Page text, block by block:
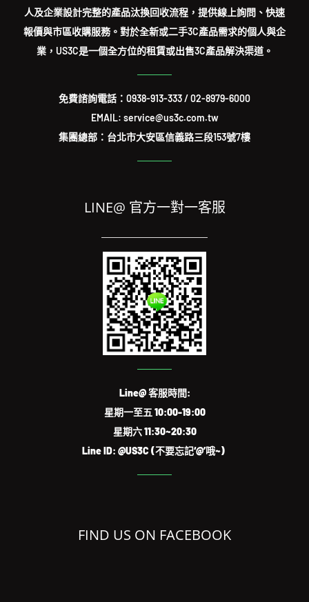
人及企業設計完整的產品汰換回收流程，提供線上詢問、快速
報價與市區收購服務。對於全新或二手3C產品需求的個人與企
業，US3C是一個全方位的租賃或出售3C產品解決渠道。
免費諮詢電話： 0938-913-333/02-8979-6000
EMAIL: service@us3c.com.tw
集團總部：台北市大安區信義路三段153號7樓
LINE@ 官方一對一客服
Line@ 客服時間:
星期一至五 10:00-19:00
星期六 11:30~20:30
Line ID: @US3C (不要忘記‘@’哦~)
FIND US ON FACEBOOK